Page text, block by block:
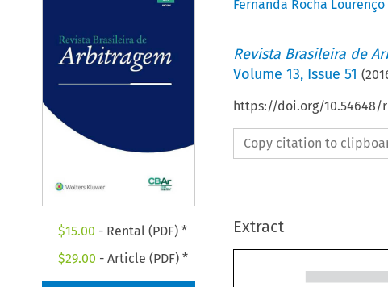
$15.00 - Rental (PDF) *
$29.00 - Article (PDF) *
Fernanda Rocha Lourenço
Revista Brasileira de
Volume 13, Issue 51 (
https://doi.org/10.54648/
Copy citation to
Extract